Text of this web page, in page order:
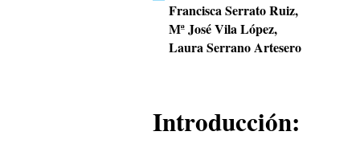
Francisca Serrato Ruiz,
Mª José Vila López,
Laura Serrano Artesero
Introducción: